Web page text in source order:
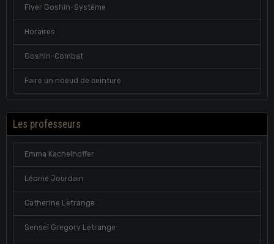
Flyer Goshin-Système
Horaires
Goshin-Combat
Faire un noeud de ceinture
Les professeurs
Emma Kachelhoffer
Léonie Jourdain
Catherine Letrange
Senseï Gregory Letrange